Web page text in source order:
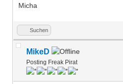
Micha
Suchen
MikeD
Posting Freak Pirat